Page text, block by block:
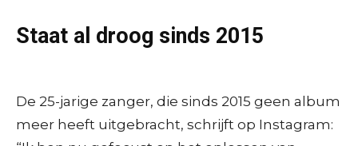
Staat al droog sinds 2015
De 25-jarige zanger, die sinds 2015 geen album
meer heeft uitgebracht, schrijft op Instagram: